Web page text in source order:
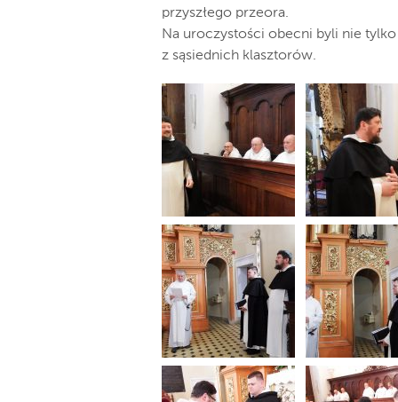
przyszłego przeora.
Na uroczystości obecni byli nie
z sąsiednich klasztorów.